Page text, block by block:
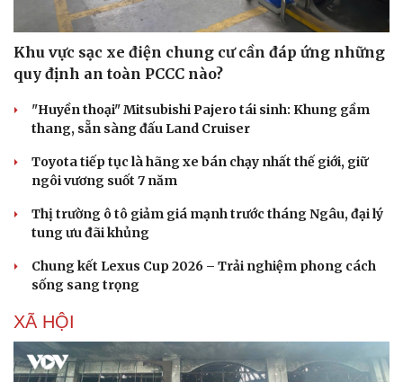
Khu vực sạc xe điện chung cư cần đáp ứng những
quy định an toàn PCCC nào?
"Huyền thoại" Mitsubishi Pajero tái sinh: Khung gầm
thang, sẵn sàng đấu Land Cruiser
Toyota tiếp tục là hãng xe bán chạy nhất thế giới, giữ
ngôi vương suốt 7 năm
Thị trường ô tô giảm giá mạnh trước tháng Ngâu, đại lý
tung ưu đãi khủng
Chung kết Lexus Cup 2026 – Trải nghiệm phong cách
sống sang trọng
XÃ HỘI